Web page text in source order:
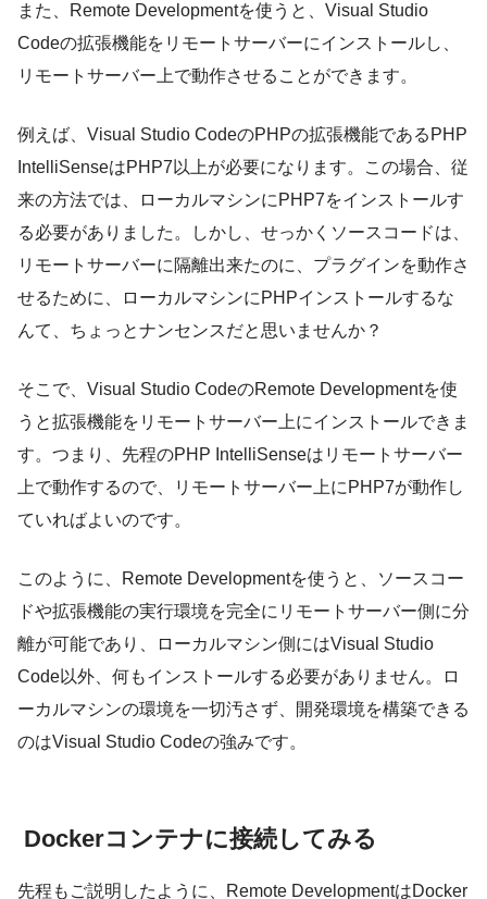
また、Remote Developmentを使うと、Visual Studio
Codeの拡張機能をリモートサーバーにインストールし、
リモートサーバー上で動作させることができます。
例えば、Visual Studio CodeのPHPの拡張機能であるPHP
IntelliSenseはPHP7以上が必要になります。この場合、従
来の方法では、ローカルマシンにPHP7をインストールす
る必要がありました。しかし、せっかくソースコードは、
リモートサーバーに隔離出来たのに、プラグインを動作さ
せるために、ローカルマシンにPHPインストールするな
んて、ちょっとナンセンスだと思いませんか？
そこで、Visual Studio CodeのRemote Developmentを使
うと拡張機能をリモートサーバー上にインストールできま
す。つまり、先程のPHP IntelliSenseはリモートサーバー
上で動作するので、リモートサーバー上にPHP7が動作し
ていればよいのです。
このように、Remote Developmentを使うと、ソースコー
ドや拡張機能の実行環境を完全にリモートサーバー側に分
離が可能であり、ローカルマシン側にはVisual Studio
Code以外、何もインストールする必要がありません。ロ
ーカルマシンの環境を一切汚さず、開発環境を構築できる
のはVisual Studio Codeの強みです。
Dockerコンテナに接続してみる
先程もご説明したように、Remote DevelopmentはDocker